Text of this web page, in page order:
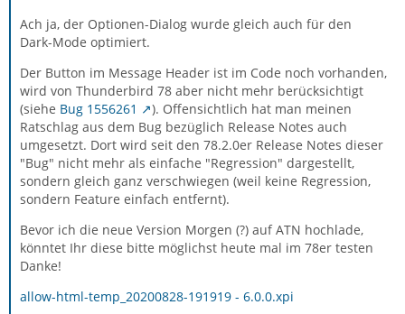
Ach ja, der Optionen-Dialog wurde gleich auch für den
Dark-Mode optimiert.
Der Button im Message Header ist im Code noch vorhanden,
wird von Thunderbird 78 aber nicht mehr berücksichtigt
(siehe Bug 1556261
). Offensichtlich hat man meinen
Ratschlag aus dem Bug bezüglich Release Notes auch
umgesetzt. Dort wird seit den 78.2.0er Release Notes dieser
"Bug" nicht mehr als einfache "Regression" dargestellt,
sondern gleich ganz verschwiegen (weil keine Regression,
sondern Feature einfach entfernt).
Bevor ich die neue Version Morgen (?) auf ATN hochlade,
könntet Ihr diese bitte möglichst heute mal im 78er testen
Danke!
allow-html-temp_20200828-191919 - 6.0.0.xpi